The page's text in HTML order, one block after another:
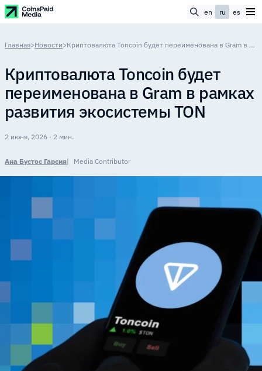
en ru es
Главная>Новости> Криптовалюта Toncoin будет переименована в Gram в рамках развития экосистемы TON
Криптовалюта Toncoin будет
переименована в Gram в рамках
развития экосистемы TON
2 июня, 2026 · 2 мин.
Ана Бустос Гарсия Media Contributor